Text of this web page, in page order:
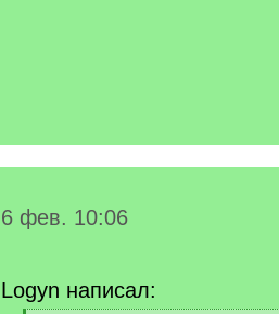
6 фев. 10:06
Logyn написал: